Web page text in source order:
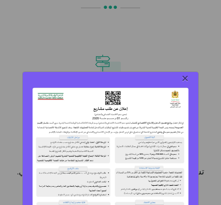
×
تاطير أمثل لحاملي المشاريع عبر المجال الرقمي.
تسهيل اندماج الشباب في النسيج الإقصادي الإقليمي.